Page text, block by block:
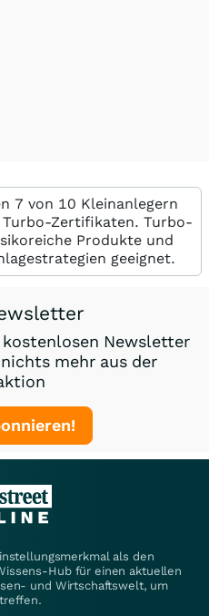
7 von 10 Kleinanlegern
Zertifikaten. Turbo-
Produkte und
geeignet.
Newsletter
mehr aus der
als den
Hub für einen aktuellen
und Wirtschaftswelt, um